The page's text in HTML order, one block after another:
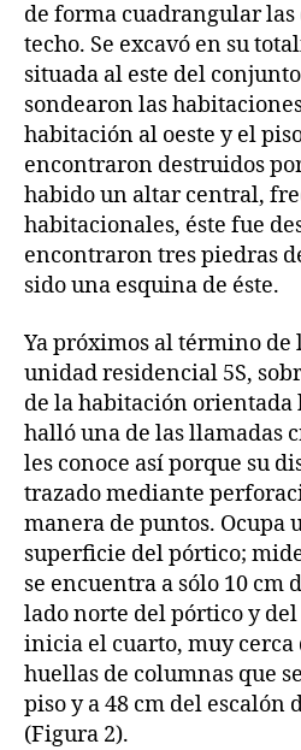
de forma cuadrangular las
techo. Se excavó en su
situada al este del
sondearon las
habitación al oeste y el
encontraron destruidos
habido un altar central,
habitacionales, éste fue
encontraron tres piedras
sido una esquina de éste.
Ya próximos al término de
unidad residencial 5S,
de la habitación orientada
halló una de las llamadas
les conoce así porque su
trazado mediante
manera de puntos. Ocupa
superficie del pórtico;
se encuentra a sólo 10 cm
lado norte del pórtico y
inicia el cuarto, muy cerca
huellas de columnas que
piso y a 48 cm del escalón
(Figura 2).